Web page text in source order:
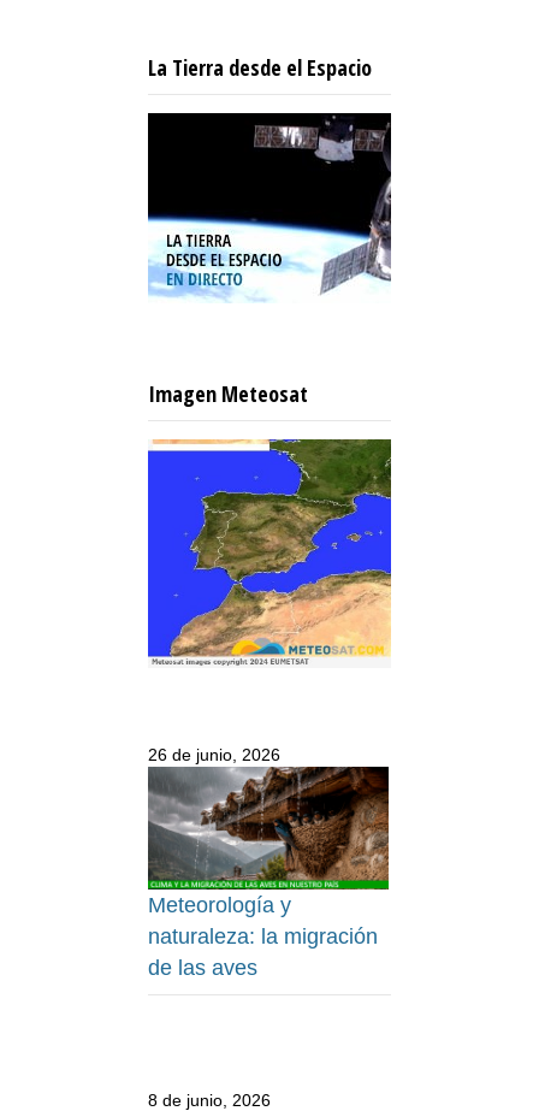
La Tierra desde el Espacio
Imagen Meteosat
26 de junio, 2026
Meteorología y
naturaleza: la migración
de las aves
8 de junio, 2026